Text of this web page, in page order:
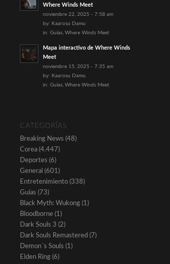
Where Winds Meet
noviembre 22, 2025 - 7:58 am
by: Kaarosu Damu
in: Guías, Where Winds Meet
Mapa interactivo de Where Winds
Meet
noviembre 15, 2025 - 7:35 am
by: Kaarosu Damu
in: Guías, Where Winds Meet
CATEGORÍAS
Breaking News (48)
Corea(4.447)
Deportes (6)
General (601)
Entretenimiento(338)
Guías (73)
Black Myth: Wukong(1)
Bloodborne(1)
Dark Souls 3 (2)
Dark Souls Remastered (7)
Demon´s Souls (1)
Elden Ring(6)